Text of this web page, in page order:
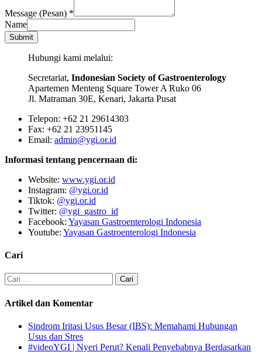
Message (Pesan) *
Name
Submit
Hubungi kami melalui:
Secretariat, Indonesian Society of Gastroenterology
Apartemen Menteng Square Tower A Ruko 06
Jl. Matraman 30E, Kenari, Jakarta Pusat
Telepon: +62 21 29614303
Fax: +62 21 23951145
Email: admin@ygi.or.id
Informasi tentang pencernaan di:
Website: www.ygi.or.id
Instagram: @ygi.or.id
Tiktok: @ygi.or.id
Twitter: @ygi_gastro_id
Facebook: Yayasan Gastroenterologi Indonesia
Youtube: Yayasan Gastroenterologi Indonesia
Cari
Cari
untuk:
Artikel dan Komentar
Sindrom Iritasi Usus Besar (IBS): Memahami Hubungan
Usus dan Stres
#videoYGI | Nyeri Perut? Kenali Penyebabnya Berdasarkan